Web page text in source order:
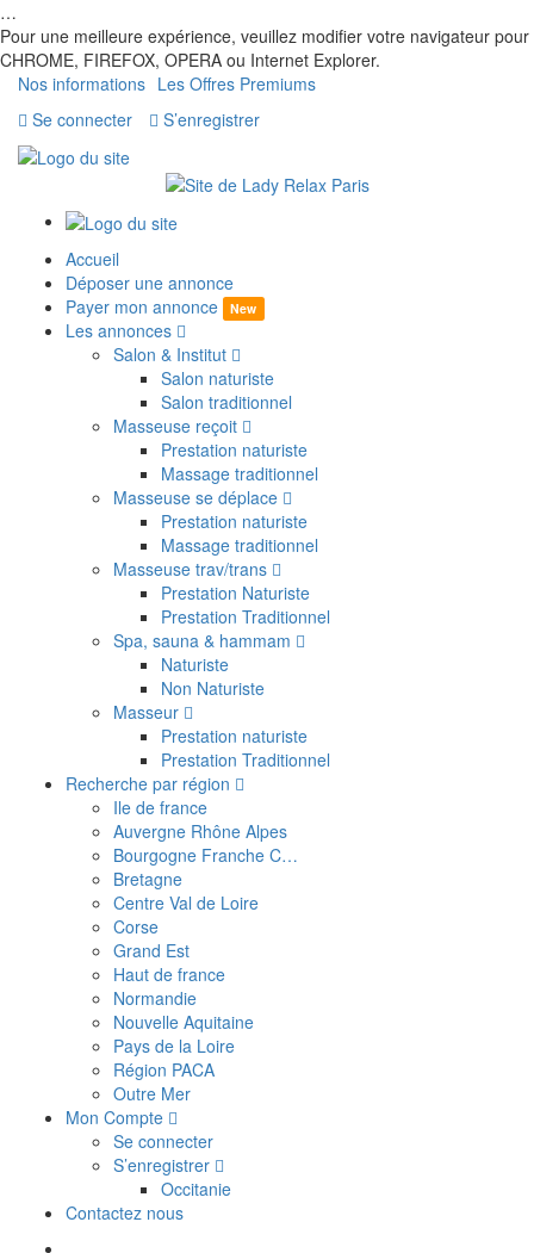
…
Pour une meilleure expérience, veuillez modifier votre navigateur pour
CHROME, FIREFOX, OPERA ou Internet Explorer.
Nos informations Les Offres Premiums
Se connecter
S’enregistrer
Accueil
Déposer une annonce
Payer mon annonce
New
Les annonces
Salon & Institut
Salon naturiste
Salon traditionnel
Masseuse reçoit
Prestation naturiste
Massage traditionnel
Masseuse se déplace
Prestation naturiste
Massage traditionnel
Masseuse trav/trans
Prestation Naturiste
Prestation Traditionnel
Spa, sauna & hammam
Naturiste
Non Naturiste
Masseur
Prestation naturiste
Prestation Traditionnel
Recherche par région
Ile de france
Auvergne Rhône Alpes
Bourgogne Franche C…
Bretagne
Centre Val de Loire
Corse
Grand Est
Haut de france
Normandie
Nouvelle Aquitaine
Pays de la Loire
Région PACA
Outre Mer
Mon Compte
Se connecter
S’enregistrer
Occitanie
Contactez nous